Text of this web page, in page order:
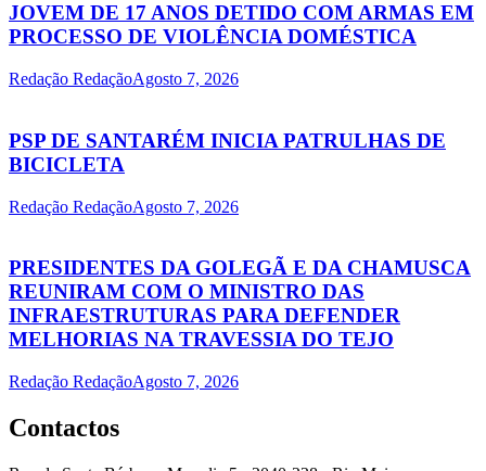
JOVEM DE 17 ANOS DETIDO COM ARMAS EM
PROCESSO DE VIOLÊNCIA DOMÉSTICA
Redação RedaçãoAgosto 7, 2026
PSP DE SANTARÉM INICIA PATRULHAS DE
BICICLETA
Redação RedaçãoAgosto 7, 2026
PRESIDENTES DA GOLEGÃ E DA CHAMUSCA
REUNIRAM COM O MINISTRO DAS
INFRAESTRUTURAS PARA DEFENDER
MELHORIAS NA TRAVESSIA DO TEJO
Redação RedaçãoAgosto 7, 2026
Contactos